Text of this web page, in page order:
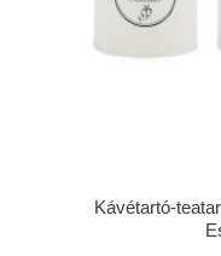
Kávétartó-